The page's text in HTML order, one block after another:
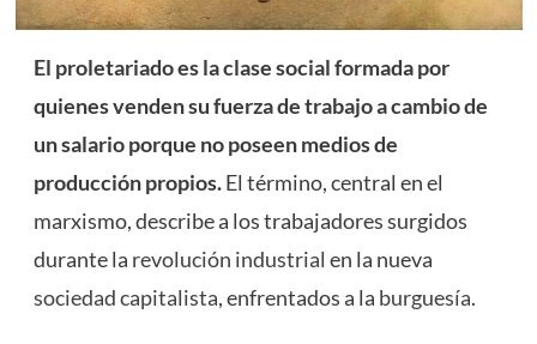
El proletariado es la clase social formada por
quienes venden su fuerza de trabajo a cambio de
un salario porque no poseen medios de
producción propios.El término, central en el
marxismo, describe a los trabajadores surgidos
durante la revolución industrial en la nueva
sociedad capitalista, enfrentados a la burguesía.